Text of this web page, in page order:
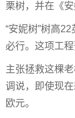
栗树，并在《
“安妮树”树高
必行。这项工
主张拯救这棵
调说，即使现
欧元。